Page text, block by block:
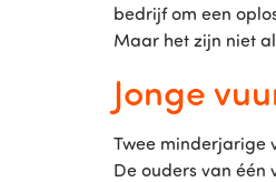
bedrijf om een
Maar het zijn niet
Jonge
Twee minderjarige
De ouders van één